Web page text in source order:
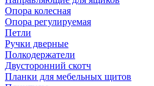
Опора колесная
Опора регулируемая
Петли
Ручки дверные
Полкодержатели
Двусторонний скотч
Планки для мебельных щитов